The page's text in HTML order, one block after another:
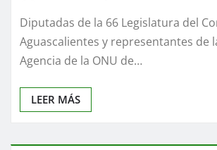
Diputadas de la 66 Legislatura del
Aguascalientes y representantes de
Agencia de la ONU de…
LEER MÁS